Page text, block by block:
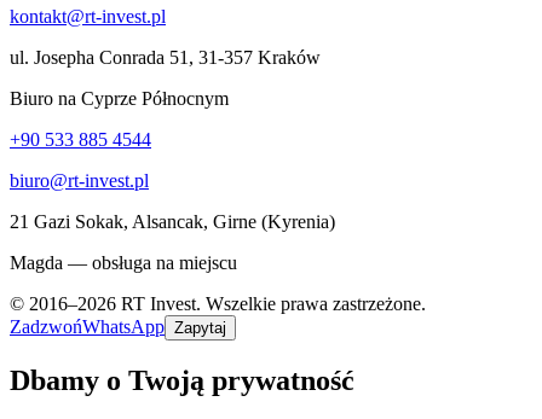
kontakt@rt-invest.pl
ul. Josepha Conrada 51, 31-357 Kraków
Biuro na Cyprze Północnym
+90 533 885 4544
biuro@rt-invest.pl
21 Gazi Sokak, Alsancak, Girne (Kyrenia)
Magda — obsługa na miejscu
© 2016–2026 RT Invest. Wszelkie prawa zastrzeżone.
ZadzwońWhatsApp Zapytaj
Dbamy o Twoją prywatność